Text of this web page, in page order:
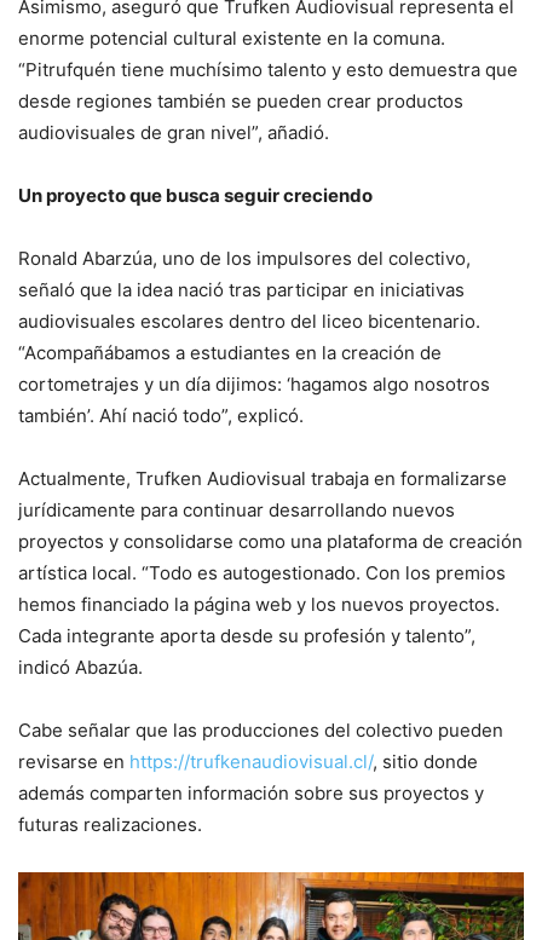
Asimismo, aseguró que Trufken Audiovisual representa el
enorme potencial cultural existente en la comuna.
“Pitrufquén tiene muchísimo talento y esto demuestra que
desde regiones también se pueden crear productos
audiovisuales de gran nivel”, añadió.
Un proyecto que busca seguir creciendo
Ronald Abarzúa, uno de los impulsores del colectivo,
señaló que la idea nació tras participar en iniciativas
audiovisuales escolares dentro del liceo bicentenario.
“Acompañábamos a estudiantes en la creación de
cortometrajes y un día dijimos: ‘hagamos algo nosotros
también’. Ahí nació todo”, explicó.
Actualmente, Trufken Audiovisual trabaja en formalizarse
jurídicamente para continuar desarrollando nuevos
proyectos y consolidarse como una plataforma de creación
artística local. “Todo es autogestionado. Con los premios
hemos financiado la página web y los nuevos proyectos.
Cada integrante aporta desde su profesión y talento”,
indicó Abazúa.
Cabe señalar que las producciones del colectivo pueden
revisarse en https://trufkenaudiovisual.cl/, sitio donde
además comparten información sobre sus proyectos y
futuras realizaciones.